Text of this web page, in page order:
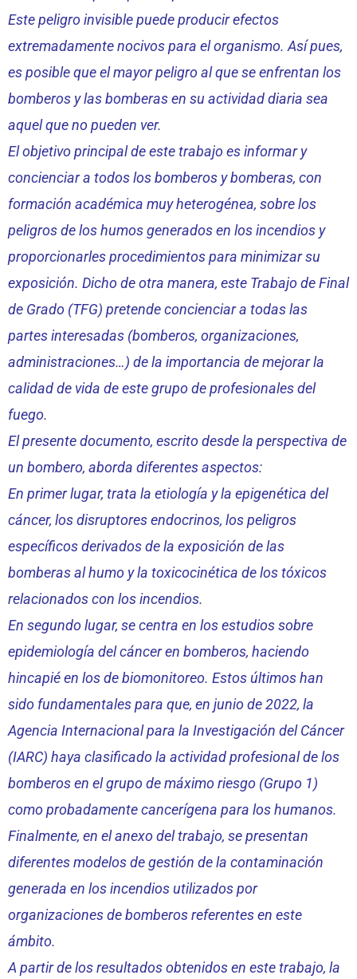
Este peligro invisible puede producir efectos
extremadamente nocivos para el organismo. Así pues,
es posible que el mayor peligro al que se enfrentan los
bomberos y las bomberas en su actividad diaria sea
aquel que no pueden ver.
El objetivo principal de este trabajo es informar y
concienciar a todos los bomberos y bomberas, con
formación académica muy heterogénea, sobre los
peligros de los humos generados en los incendios y
proporcionarles procedimientos para minimizar su
exposición. Dicho de otra manera, este Trabajo de Final
de Grado (TFG) pretende concienciar a todas las
partes interesadas (bomberos, organizaciones,
administraciones…) de la importancia de mejorar la
calidad de vida de este grupo de profesionales del
fuego.
El presente documento, escrito desde la perspectiva de
un bombero, aborda diferentes aspectos:
En primer lugar, trata la etiología y la epigenética del
cáncer, los disruptores endocrinos, los peligros
específicos derivados de la exposición de las
bomberas al humo y la toxicocinética de los tóxicos
relacionados con los incendios.
En segundo lugar, se centra en los estudios sobre
epidemiología del cáncer en bomberos, haciendo
hincapié en los de biomonitoreo. Estos últimos han
sido fundamentales para que, en junio de 2022, la
Agencia Internacional para la Investigación del Cáncer
(IARC) haya clasificado la actividad profesional de los
bomberos en el grupo de máximo riesgo (Grupo 1)
como probadamente cancerígena para los humanos.
Finalmente, en el anexo del trabajo, se presentan
diferentes modelos de gestión de la contaminación
generada en los incendios utilizados por
organizaciones de bomberos referentes en este
ámbito.
A partir de los resultados obtenidos en este trabajo, la